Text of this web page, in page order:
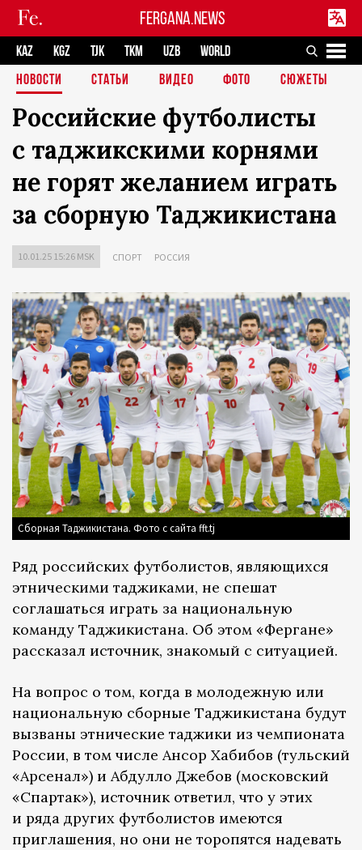
FERGANA.NEWS
KAZ KGZ TJK TKM UZB
WORLD
НОВОСТИ
СТАТЬИ ВИДЕО ФОТО СЮЖЕТЫ
Российские футболисты
с таджикскими корнями
не горят желанием играть
за сборную Таджикистана
10.01.25 15:26 MSK СПОРТ РОССИЯ
Сборная Таджикистана. Фото с сайта fft.tj
Ряд российских футболистов, являющихся
этническими таджиками, не спешат
соглашаться играть за национальную
команду Таджикистана. Об этом «Фергане»
рассказал источник, знакомый с ситуацией.
На вопрос о том, когда в молодежную или
национальную сборные Таджикистана будут
вызваны этнические таджики из чемпионата
России, в том числе Ансор Хабибов (тульский
«Арсенал») и Абдулло Джебов (московский
«Спартак»), источник ответил, что у этих
и ряда других футболистов имеются
приглашения, но они не торопятся надевать